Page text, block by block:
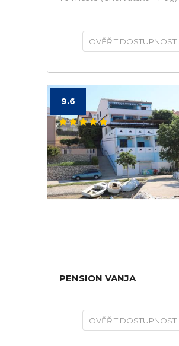
OVĚŘIT DOSTUPNOST
9.6
PENSION VANJA
OVĚŘIT DOSTUPNOST